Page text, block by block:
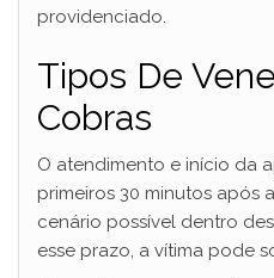
providenciado.
Tipos De
Cobras
O atendimento e início da
primeiros 30 minutos após
cenário possível dentro
esse prazo, a vítima pode